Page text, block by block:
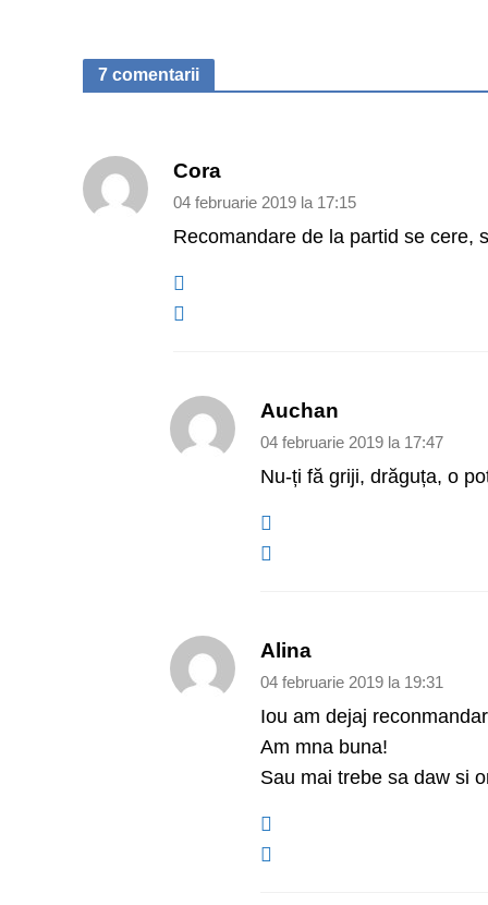
7 comentarii
Cora
04 februarie 2019 la 17:15
Recomandare de la partid se cere,
Auchan
04 februarie 2019 la 17:47
Nu-ți fă griji, drăguța, o
Alina
04 februarie 2019 la 19:31
Iou am dejaj
Am mna buna!
Sau mai trebe sa daw si